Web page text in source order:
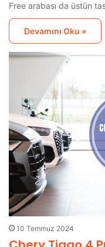
Free arabası da üstün
Devamını Oku »
10 Temmuz 2024